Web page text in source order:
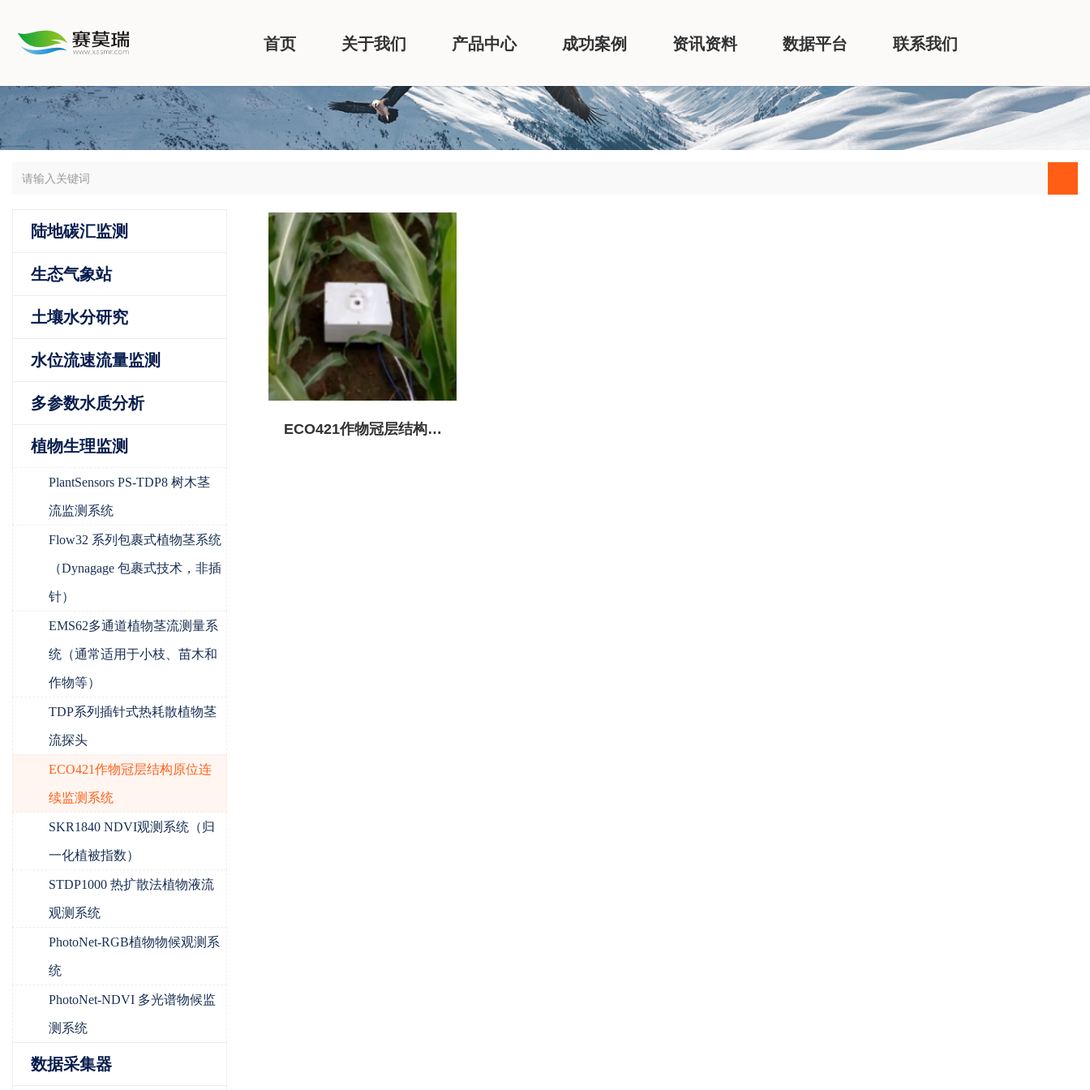
首页 关于我们 产品中心 成功案例 资讯资料 数据平台 联系我们
陆地碳汇监测
生态气象站
土壤水分研究
水位流速流量监测
多参数水质分析
植物生理监测
PlantSensors PS-TDP8 树木茎
流监测系统
Flow32 系列包裹式植物茎系统
（Dynagage 包裹式技术，非插
针）
EMS62多通道植物茎流测量系
统（通常适用于小枝、苗木和
作物等）
TDP系列插针式热耗散植物茎
流探头
ECO421作物冠层结构原位连
续监测系统
SKR1840 NDVI观测系统（归
一化植被指数）
STDP1000 热扩散法植物液流
观测系统
PhotoNet-RGB植物物候观测系
统
PhotoNet-NDVI 多光谱物候监
测系统
数据采集器
ECO421作物冠层结构原